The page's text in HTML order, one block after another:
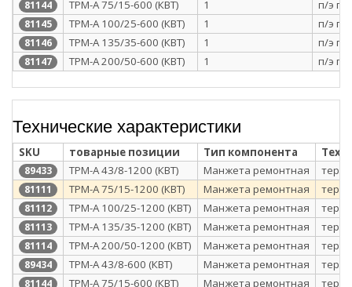
81144 ТРМ-А 75/15-600 (КВТ) 1 п/э
81145 ТРМ-А 100/25-600 (КВТ) 1 п/э
81146 ТРМ-А 135/35-600 (КВТ) 1 п/э
81147 ТРМ-А 200/50-600 (КВТ) 1 п/э
Технические характеристики
SKU товарные позиции Тип компонента
89433 ТРМ-А 43/8-1200 (КВТ) Манжета ремонтная
81111 ТРМ-А 75/15-1200 (КВТ) Манжета ремонтная
81112 ТРМ-А 100/25-1200 (КВТ) Манжета ремонтная
81113 ТРМ-А 135/35-1200 (КВТ) Манжета ремонтная
81114 ТРМ-А 200/50-1200 (КВТ) Манжета ремонтная
89434 ТРМ-А 43/8-600 (КВТ) Манжета ремонтная
81144 ТРМ-А 75/15-600 (КВТ) Манжета ремонтная